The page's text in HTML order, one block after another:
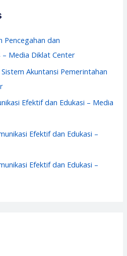
Pencegahan dan
– Media Diklat Center
Akuntansi Pemerintahan
Efektif dan Edukasi – Media
Efektif dan Edukasi –
Efektif dan Edukasi –